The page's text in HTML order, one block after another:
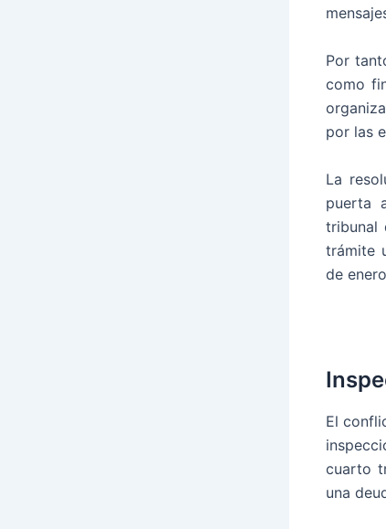
Por
como
por las
La
puerta
tribunal
trámite
de
El
cuarto
una